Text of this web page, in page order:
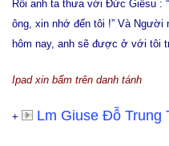
Rồi anh ta thưa với Đức Giêsu :
ông, xin nhớ đến tôi !” Và Người
hôm nay, anh sẽ được ở với tôi
Ipad xin bấm trên danh tánh
+ Lm Giuse Đỗ Trung